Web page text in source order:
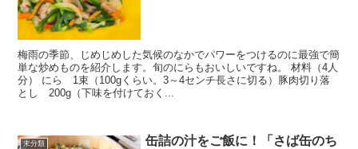
梅雨の季節、じめじめした気候のなかでパワーをつけるのに最強で簡
単な炒めものを紹介します。旬のにらもおいしいですね。 材料（4人
分） にら 1束（100gくらい。3～4センチ長さに切る）豚肉切り落
とし 200g（下味を付けておく...
未分類
缶詰の汁をご飯に！「さば缶のち